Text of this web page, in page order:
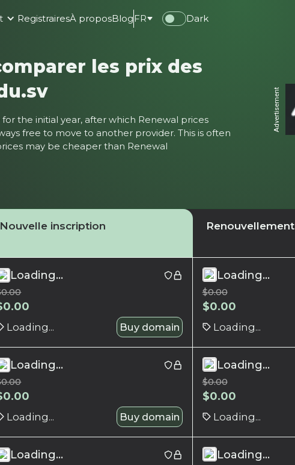
RegistrairesÀ proposBlog FR Dark
les prix des
the initial year, after which Renewal prices
free to move to another provider. This is often
may be cheaper than Renewal
Advertisement
Nouvelle inscription Renouvellement
Loading...
0.00
0.00
Loading... Buy domain
Loading...
$0.00
$0.00
Loading...
Loading...
0.00
0.00
Loading... Buy domain
Loading...
$0.00
$0.00
Loading...
Loading... Loading...